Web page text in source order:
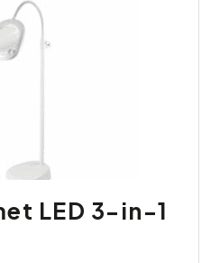
LED 3-in-1